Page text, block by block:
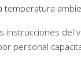
instrucciones del
personal